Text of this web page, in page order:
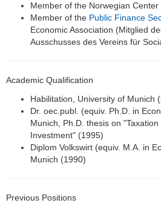
Member of the Norwegian Center
Member of the Public Finance
Economic Association (Mitglied
Ausschusses des Vereins für
Academic Qualification
Habilitation, University of Munich
Dr. oec.publ. (equiv. Ph.D. in
Munich, Ph.D. thesis on
Investment" (1995)
Diplom Volkswirt (equiv. M.A. in
Munich (1990)
Previous Positions